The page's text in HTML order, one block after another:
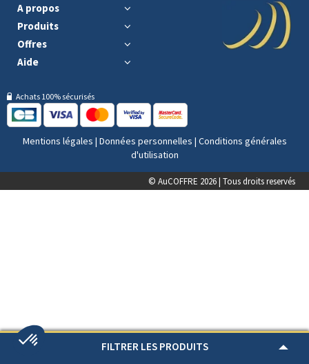
FILTRER LES PRODUITS
A propos
Produits
Offres
Aide
Achats 100% sécurisés
Mentions légales | Données personnelles | Conditions générales
d'utilisation
© AuCOFFRE 2026 | Tous droits reservés